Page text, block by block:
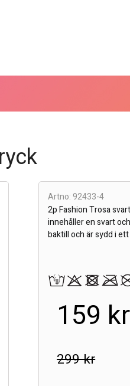
Artno: 92433-4
2p Fashion Trosa
innehåller en svart
baktill och är sydd i
159 kr
299 kr